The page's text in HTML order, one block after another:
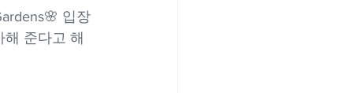
입장
준다고 해